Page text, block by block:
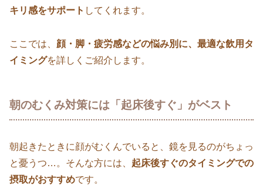
キリ感をサポート してくれます。
ここでは、 顔・脚・疲労感などの悩み別に、最適な飲用タ
イミングを詳しくご紹介します。
朝のむくみ対策には「起床後すぐ」がベスト
朝起きたときに顔がむくんでいると、鏡を見るのがちょっ
と憂うつ…。そんな方には、 起床後すぐのタイミングでの
摂取がおすすめです。